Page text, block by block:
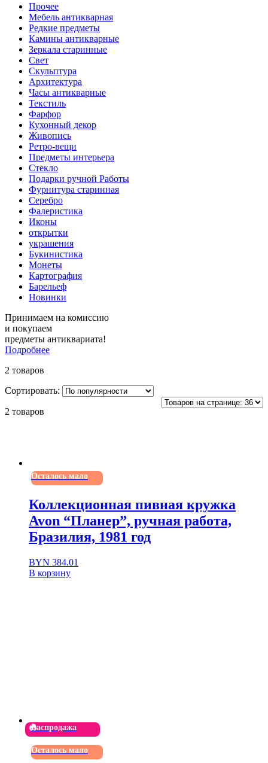
Прочее
Мебель антикварная
Редкие предметы
Камины антикварные
Зеркала старинные
Свет
Скульптура
Архитектура
Часы антикварные
Текстиль
Фарфор
Кухонный декор
Живопись
Ретро-вещи
Предметы интерьера
Стекло
Подарки ручной Работы
Фурнитура старинная
Серебро
Фалеристика
Иконы
открытки
украшения
Букинистика
Монеты
Картография
Барельеф
Новинки
Принимаем на комиссию
и покупаем
предметы антиквариата!
Подробнее
2 товаров
Сортировать:
2 товаров
Осталось мало
Коллекционная пивная кружка
Avon “Планер”, ручная работа,
Бразилия, 1981 год
BYN 384.01
В корзину
Распродажа
Осталось мало